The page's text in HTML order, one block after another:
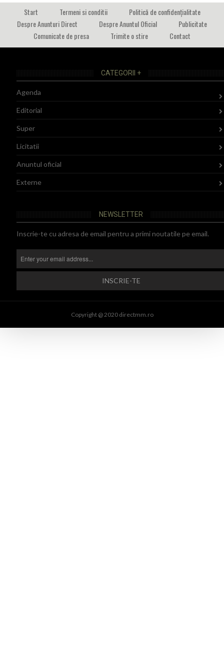
Start Termeni si conditii
Politică de confidențialitate
Despre Anunturi Direct
Despre Anuntul Oficial
Publicitate
Comunicate de presa
Trimite o stire Contact
CATEGORII +
Agenda
Editorial
Super
Licitatii
Anuntul oficial
Externe
NEWSLETTER
Inscrie-te cu adresa de email pentru a primi noutatile pe email.
Copyright @ 2020 directmm.ro